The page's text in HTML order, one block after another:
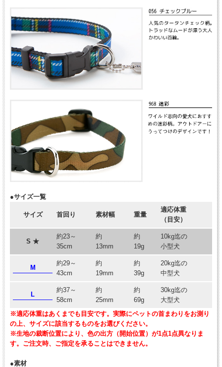
●サイズ一覧
サイズ 首回り 素材幅 重量
適応体重
（目安）
S ★
約23～
35cm
約
13mm
約
19g
10kg迄の
小型犬
M
約29～
43cm
約
19mm
約
39g
20kg迄の
中型犬
L
約37～
58cm
約
25mm
約
69g
30kg迄の
大型犬
※適応体重はあくまでも目安です。実際にペットの首まわりをお測り
の上、サイズに該当するものをお選びください。
※生地の裁断位置により、色の出方（開始位置）が1点1点異なりま
す。ご注文時、ご指定を承ることはできません。
●素材